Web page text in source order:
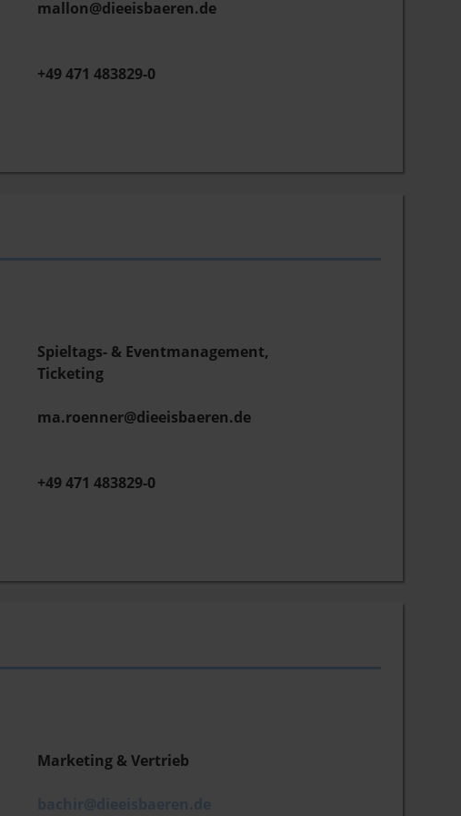
mallon@dieeisbaeren.de
+49 471 483829-0
Spieltags- & Eventmanagement,
Ticketing
ma.roenner@dieeisbaeren.de
+49 471 483829-0
Marketing & Vertrieb